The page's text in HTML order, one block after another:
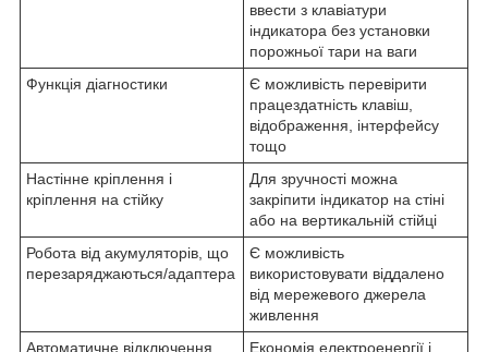
ввести з клавіатури
індикатора без установки
порожньої тари на ваги
Функція діагностики
Є можливість перевірити
працездатність клавіш,
відображення, інтерфейсу
тощо
Настінне кріплення і
кріплення на стійку
Для зручності можна
закріпити індикатор на стіні
або на вертикальній стійці
Робота від акумуляторів, що
перезаряджаються/адаптера
Є можливість
використовувати віддалено
від мережевого джерела
живлення
Автоматичне відключення
Економія електроенергії і